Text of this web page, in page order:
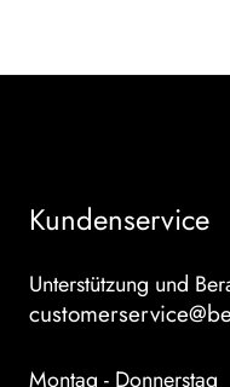
Kundenservice
Unterstützung und
Montag - Donnerstag